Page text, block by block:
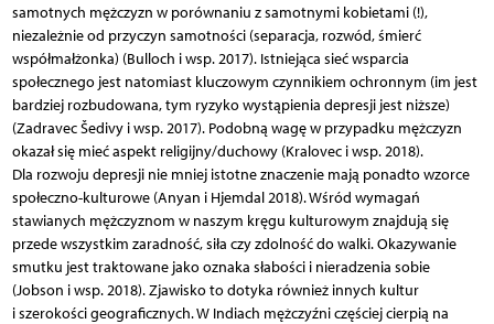
samotnych mężczyzn w porównaniu z samotnymi kobietami (!),
niezależnie od przyczyn samotności (separacja, rozwód, śmierć
współmałżonka) (Bulloch i wsp. 2017). Istniejąca sieć wsparcia
społecznego jest natomiast kluczowym czynnikiem ochronnym (im jest
bardziej rozbudowana, tym ryzyko wystąpienia depresji jest niższe)
(Zadravec Šedivy i wsp. 2017). Podobną wagę w przypadku mężczyzn
okazał się mieć aspekt religijny/duchowy (Kralovec i wsp. 2018).
Dla rozwoju depresji nie mniej istotne znaczenie mają ponadto wzorce
społeczno-kulturowe (Anyan i Hjemdal 2018). Wśród wymagań
stawianych mężczyznom w naszym kręgu kulturowym znajdują się
przede wszystkim zaradność, siła czy zdolność do walki. Okazywanie
smutku jest traktowane jako oznaka słabości i nieradzenia sobie
(Jobson i wsp. 2018). Zjawisko to dotyka również innych kultur
i szerokości geograficznych. W Indiach mężczyźni częściej cierpią na